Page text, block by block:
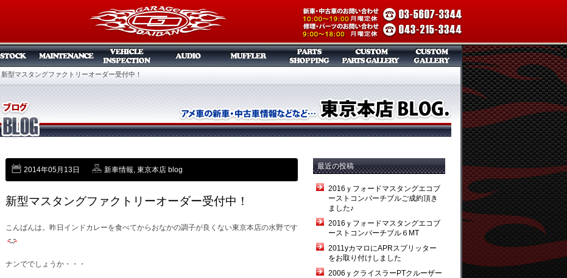
新型マスタングファクトリーオーダー受付中！
2014年05月13日 新車情報, 東京本店 blog
新型マスタングファクトリーオーダー受付中！
こんばんは。昨日インドカレーを食べてからおなかの調子が良くない東京本店の水野です
ナンででしょうか・・・
最近の投稿
2016ｙフォードマスタングエコブ
ーストコンバーチブルご成約頂き
ました♪
2016ｙフォードマスタングエコブ
ーストコンバーチブル６MT
2011yカマロにAPRスプリッター
をお取り付けしました
2006ｙクライスラーPTクルーザー